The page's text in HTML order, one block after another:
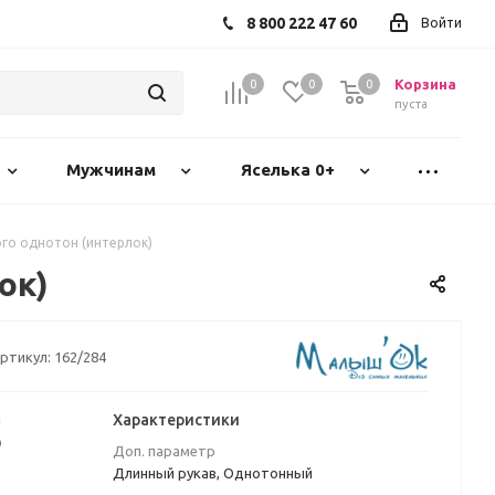
Войти
8 800 222 47 60
0 0 Корзина
пуста
0
Мужчинам Яселька 0+
однотон (интерлок)
162/284
Характеристики
Доп. параметр
Длинный рукав, Однотонный